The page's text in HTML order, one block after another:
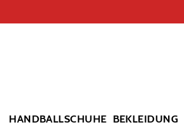
HANDBALLSCHUHE BEKLEIDUNG